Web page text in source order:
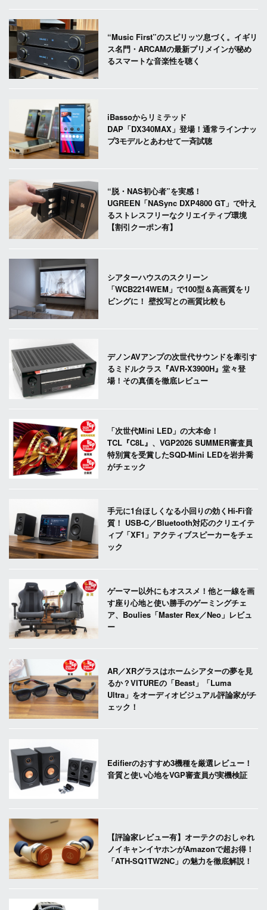
“Music First”のスピリッツ息づく。イギリ
ス名門・ARCAMの最新プリメインが秘め
るスマートな音楽性を聴く
iBassoからリミテッド
DAP「DX340MAX」登場！通常ラインナッ
プ3モデルとあわせて一斉試聴
“脱・NAS初心者”を実感！
UGREEN「NASync DXP4800 GT」で叶え
るストレスフリーなクリエイティブ環境
【割引クーポン有】
シアターハウスのスクリーン
「WCB2214WEM」で100型＆高画質をリ
ビングに！ 壁投写との画質比較も
デノンAVアンプの次世代サウンドを牽引す
るミドルクラス『AVR-X3900H』堂々登
場！その真価を徹底レビュー
「次世代Mini LED」の大本命！
TCL『C8L』、VGP2026 SUMMER審査員
特別賞を受賞したSQD-Mini LEDを岩井喬
がチェック
手元に1台ほしくなる小回りの効くHi-Fi音
質！ USB-C／Bluetooth対応のクリエイテ
ィブ「XF1」アクティブスピーカーをチェ
ック
ゲーマー以外にもオススメ！他と一線を画
す座り心地と使い勝手のゲーミングチェ
ア、Boulies「Master Rex／Neo」レビュ
ー
AR／XRグラスはホームシアターの夢を見
るか？VITUREの「Beast」「Luma
Ultra」をオーディオビジュアル評論家がチ
ェック！
Edifierのおすすめ3機種を厳選レビュー！
音質と使い心地をVGP審査員が実機検証
【評論家レビュー有】オーテクのおしゃれ
ノイキャンイヤホンがAmazonで超お得！
「ATH-SQ1TW2NC」の魅力を徹底解説！